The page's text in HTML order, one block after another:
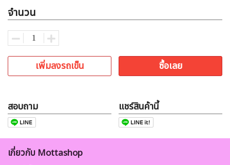
จำนวน
เพิ่มลงรถเข็น ซื้อเลย
สอบถาม แชร์สินค้านี้
เกี่ยวกับ Mottashop